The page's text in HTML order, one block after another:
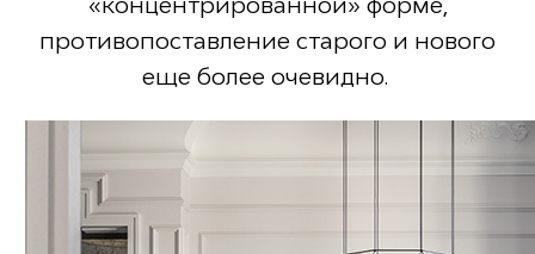
противопоставление старого и нового
еще более очевидно.